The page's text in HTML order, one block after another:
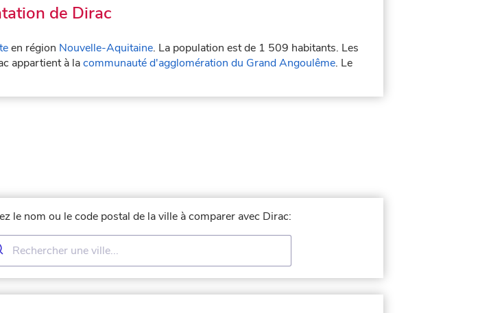
de Dirac
en région Nouvelle-Aquitaine. La population est de 1 509 habitants. Les
appartient à lacommunauté d'agglomération du Grand Angoulême. Le
le nom ou le code postal de la ville à comparer avec Dirac: